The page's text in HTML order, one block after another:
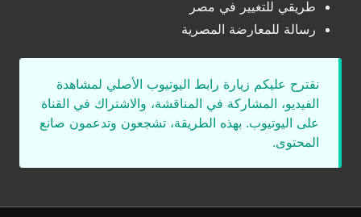
طريقي للتغيير في مصر
رسالة للمعارضة المصرية
نقترح عليكم زيارة رابط اليوتيوب الأصلي لمشاهدة
الفيديو، المشاركة في المناقشة، والاشتراك في القناة
على اليوتيوب. بهذه الطريقة، تشجعون وتدعمون صانع
المحتوى.